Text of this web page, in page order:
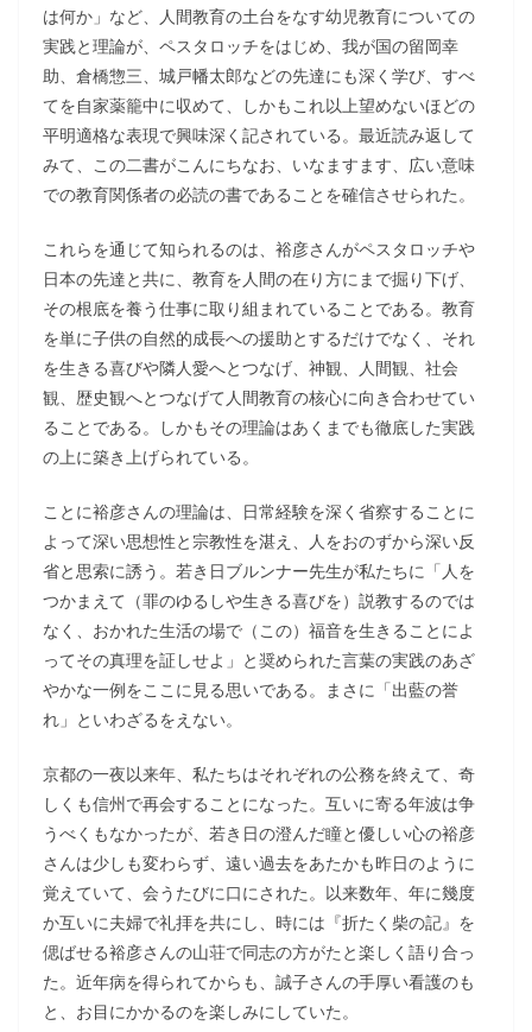
は何か」など、人間教育の土台をなす幼児教育についての
実践と理論が、ペスタロッチをはじめ、我が国の留岡幸
助、倉橋惣三、城戸幡太郎などの先達にも深く学び、すべ
てを自家薬籠中に収めて、しかもこれ以上望めないほどの
平明適格な表現で興味深く記されている。最近読み返して
みて、この二書がこんにちなお、いなますます、広い意味
での教育関係者の必読の書であることを確信させられた。
これらを通じて知られるのは、裕彦さんがペスタロッチや
日本の先達と共に、教育を人間の在り方にまで掘り下げ、
その根底を養う仕事に取り組まれていることである。教育
を単に子供の自然的成長への援助とするだけでなく、それ
を生きる喜びや隣人愛へとつなげ、神観、人間観、社会
観、歴史観へとつなげて人間教育の核心に向き合わせてい
ることである。しかもその理論はあくまでも徹底した実践
の上に築き上げられている。
ことに裕彦さんの理論は、日常経験を深く省察することに
よって深い思想性と宗教性を湛え、人をおのずから深い反
省と思索に誘う。若き日ブルンナー先生が私たちに「人を
つかまえて（罪のゆるしや生きる喜びを）説教するのでは
なく、おかれた生活の場で（この）福音を生きることによ
ってその真理を証しせよ」と奨められた言葉の実践のあざ
やかな一例をここに見る思いである。まさに「出藍の誉
れ」といわざるをえない。
京都の一夜以来年、私たちはそれぞれの公務を終えて、奇
しくも信州で再会することになった。互いに寄る年波は争
うべくもなかったが、若き日の澄んだ瞳と優しい心の裕彦
さんは少しも変わらず、遠い過去をあたかも昨日のように
覚えていて、会うたびに口にされた。以来数年、年に幾度
か互いに夫婦で礼拝を共にし、時には『折たく柴の記』を
偲ばせる裕彦さんの山荘で同志の方がたと楽しく語り合っ
た。近年病を得られてからも、誠子さんの手厚い看護のも
と、お目にかかるのを楽しみにしていた。